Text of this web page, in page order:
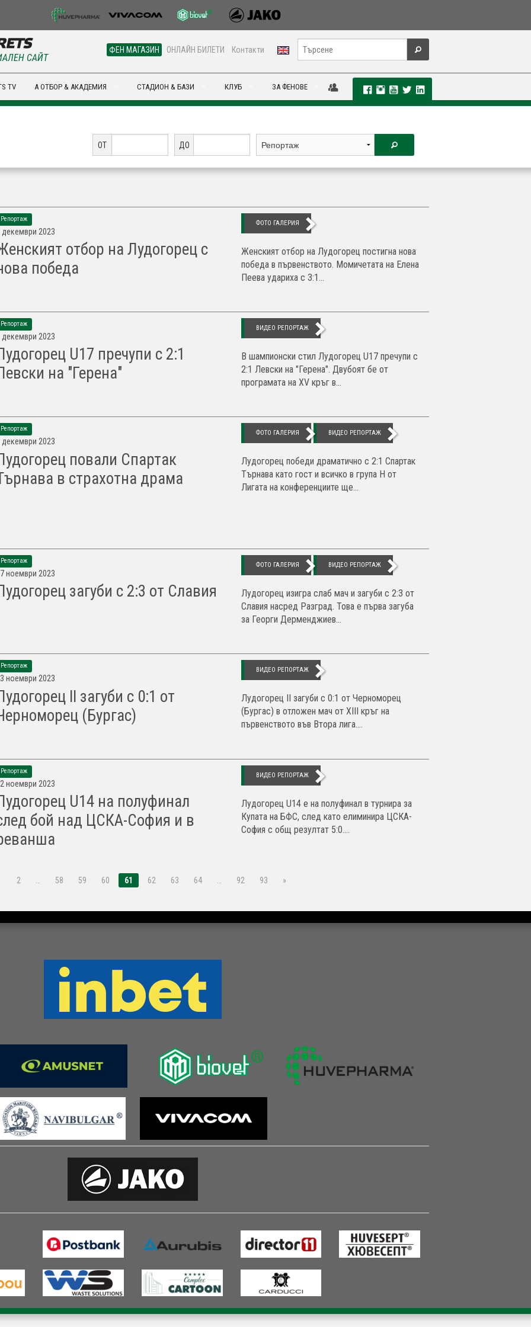
ФЕН МАГАЗИН ОНЛАЙН БИЛЕТИ Контакти
САЙТ
TV А ОТБОР & АКАДЕМИЯ СТАДИОН & БАЗИ КЛУБ ЗА ФЕНОВЕ
ОТ ДО
Репортаж
декември 2023
отбор на Лудогорец с
победа
ФОТО ГАЛЕРИЯ
Женският отбор на Лудогорец постигна нова
победа в първенството. Момичетата на Елена
Пеева удариха с 3:1...
Репортаж
декември 2023
U17 пречупи с 2:1
на "Герена"
ВИДЕО РЕПОРТАЖ
В шампионски стил Лудогорец U17 пречупи с
2:1 Левски на "Герена". Двубоят бе от
програмата на XV кръг в...
Репортаж
декември 2023
повали Спартак
в страхотна драма
ФОТО ГАЛЕРИЯ ВИДЕО РЕПОРТАЖ
Лудогорец победи драматично с 2:1 Спартак
Търнава като гост и всичко в група Н от
Лигата на конференциите ще...
Репортаж
ноември 2023
загуби с 2:3 от Славия
ФОТО ГАЛЕРИЯ ВИДЕО РЕПОРТАЖ
Лудогорец изигра слаб мач и загуби с 2:3 от
Славия насред Разград. Това е първа загуба
за Георги Дерменджиев...
Репортаж
ноември 2023
II загуби с 0:1 от
(Бургас)
ВИДЕО РЕПОРТАЖ
Лудогорец II загуби с 0:1 от Черноморец
(Бургас) в отложен мач от XIII кръг на
първенството във Втора лига....
Репортаж
ноември 2023
U14 на полуфинал
бой над ЦСКА-София и в
ВИДЕО РЕПОРТАЖ
Лудогорец U14 е на полуфинал в турнира за
Купата на БФС, след като елиминира ЦСКА-
София с общ резултат 5:0....
2 … 58 59 60 61 62 63 64 … 92 93 »